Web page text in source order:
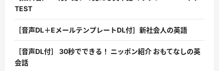
TEST
［音声DL＋EメールテンプレートDL付］新社会人の英語
［音声DL付］ 30秒でできる！ ニッポン紹介 おもてなしの英
会話